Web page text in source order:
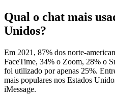
Qual o chat mais
Unidos?
Em 2021, 87% dos norte-
FaceTime, 34% o Zoom, 28% o
foi utilizado por apenas 25%.
mais populares nos Estados
iMessage.